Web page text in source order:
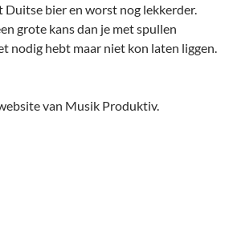
Duitse bier en worst nog lekkerder.
grote kans dan je met spullen
nodig hebt maar niet kon laten liggen.
van Musik Produktiv.